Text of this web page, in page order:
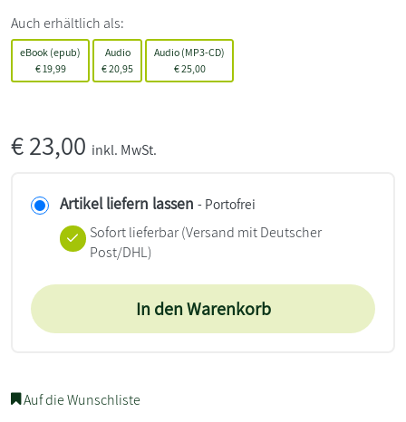
Auch erhältlich als:
eBook (epub)
€19,99
Audio
€20,95
Audio (MP3-CD)
€25,00
€23,00 inkl. MwSt.
Artikel liefern lassen - Portofrei
Sofort lieferbar(Versand mit Deutscher
Post/DHL)
In den Warenkorb
Auf die Wunschliste